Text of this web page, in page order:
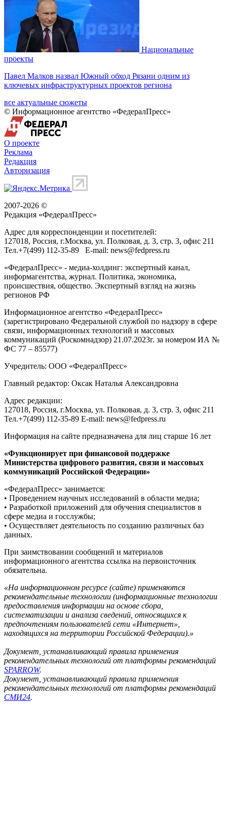
Национальные
проекты
Павел Малков назвал Южный обход Рязани одним из
ключевых инфраструктурных проектов региона
все актуальные сюжеты
© Информационное агентство «ФедералПресс»
О проекте
Реклама
Редакция
Авторизация
2007-2026 ©
Редакция «ФедералПресс»
Адрес для корреспонденции и посетителей:
127018, Россия, г.Москва, ул. Полковая, д. 3, стр. 3, офис 211
Тел.+7(499) 112-35-89 E-mail: news@fedpress.ru
«ФедералПресс» - медиа-холдинг: экспертный канал,
информагентства, журнал. Политика, экономика,
происшествия, общество. Экспертный взгляд на жизнь
регионов РФ
Информационное агентство «ФедералПресс»
(зарегистрировано Федеральной службой по надзору в сфере
связи, информационных технологий и массовых
коммуникаций (Роскомнадзор) 21.07.2023г. за номером ИА №
ФС 77 – 85577)
Учредитель: ООО «ФедералПресс»
Главный редактор: Оксак Наталья Александровна
Адрес редакции:
127018, Россия, г.Москва, ул. Полковая, д. 3, стр. 3, офис 211
Тел.+7(499) 112-35-89 E-mail: news@fedpress.ru
Информация на сайте предназначена для лиц старше 16 лет
«Функционирует при финансовой поддержке
Министерства цифрового развития, связи и массовых
коммуникаций Российской Федерации»
«ФедералПресс» занимается:
• Проведением научных исследований в области медиа;
• Разработкой приложений для обучения специалистов в
сфере медиа и госслужбы;
• Осуществляет деятельность по созданию различных баз
данных.
При заимствовании сообщений и материалов
информационного агентства ссылка на первоисточник
обязательна.
«На информационном ресурсе (сайте) применяются
рекомендательные технологии (информационные технологии
предоставления информации на основе сбора,
систематизации и анализа сведений, относящихся к
предпочтениям пользователей сети «Интернет»,
находящихся на территории Российской Федерации).»
Документ, устанавливающий правила применения
рекомендательных технологий от платформы рекомендаций
SPARROW.
Документ, устанавливающий правила применения
рекомендательных технологий от платформы рекомендаций
СМИ24.